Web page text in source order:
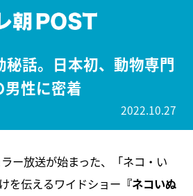
秘話。日本初、動物専門
性に密着
2022.10.27
ー放送が始まった、「ネコ・い
を伝えるワイドショー 『ネコいぬ